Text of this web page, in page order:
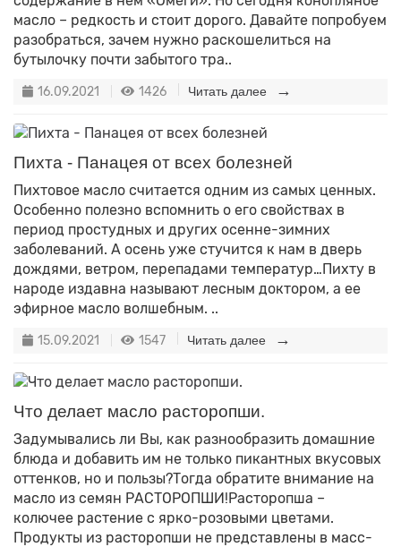
масло – редкость и стоит дорого. Давайте попробуем
разобраться, зачем нужно раскошелиться на
бутылочку почти забытого тра..
16.09.2021 1426 Читать далее
Пихта - Панацея от всех болезней
Пихтовое масло считается одним из самых ценных.
Особенно полезно вспомнить о его свойствах в
период простудных и других осенне-зимних
заболеваний. А осень уже стучится к нам в дверь
дождями, ветром, перепадами температур…Пихту в
народе издавна называют лесным доктором, а ее
эфирное масло волшебным. ..
15.09.2021 1547 Читать далее
Что делает масло расторопши.
Задумывались ли Вы, как разнообразить домашние
блюда и добавить им не только пикантных вкусовых
оттенков, но и пользы?Тогда обратите внимание на
масло из семян РАСТОРОПШИ!Расторопша –
колючее растение с ярко-розовыми цветами.
Продукты из расторопши не представлены в масс-